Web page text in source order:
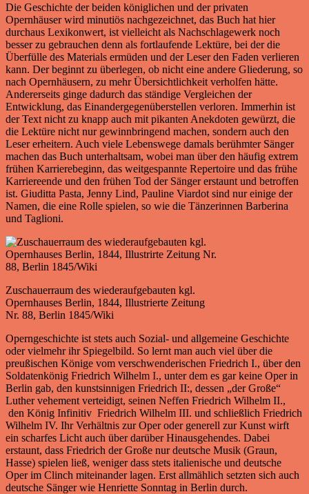
Die Geschichte der beiden königlichen und der privaten
Opernhäuser wird minutiös nachgezeichnet, das Buch hat hier
durchaus Lexikonwert, ist vielleicht als Nachschlagewerk noch
besser zu gebrauchen denn als fortlaufende Lektüre, bei der die
Überfülle des Materials ermüden und der Leser den Faden verlieren
kann. Der beginnt zu überlegen, ob nicht eine andere Gliederung, so
nach Opernhäusern, zu mehr Übersichtlichkeit verholfen hätte.
Andererseits ginge dadurch das ständige Vergleichen der
Entwicklung, das Einandergegenüberstellen verloren. Immerhin ist
der Text nicht zu knapp auch mit pikanten Anekdoten gewürzt, die
die Lektüre nicht nur gewinnbringend machen, sondern auch den
Leser erheitern. Auch viele Lebenswege damals berühmter Sänger
machen das Buch unterhaltsam, wobei man über den häufig extrem
frühen Karrierebeginn, das weitgespannte Repertoire und das frühe
Karriereende und den frühen Tod der Sänger erstaunt und betroffen
ist. Giuditta Pasta, Jenny Lind, Pauline Viardot sind nur einige der
Namen, die eine Rolle spielen, so wie die Tänzerinnen Barberina
und Taglioni.
Zuschauerraum des wiederaufgebauten kgl.
Opernhauses Berlin, 1844, Illustrierte Zeitung
Nr. 88, Berlin 1845/Wiki
Operngeschichte ist stets auch Sozial- und allgemeine Geschichte
oder vielmehr ihr Spiegelbild. So lernt man auch viel über die
preußischen Könige vom verschwenderischen Friedrich I., über den
Soldatenkönig Friedrich Wilhelm I., unter dem es gar keine Oper in
Berlin gab, den kunstsinnigen Friedrich II:, dessen „der Große“
Luther vehement verteidigt, seinen Neffen Friedrich Wilhelm II.,
den König Infinitiv Friedrich Wilhelm III. und schließlich Friedrich
Wilhelm IV. Ihr Verhältnis zur Oper oder generell zur Kunst wirft
ein scharfes Licht auch über darüber Hinausgehendes. Dabei
erstaunt, dass Friedrich der Große nur deutsche Musik (Graun,
Hasse) spielen ließ, weniger dass stets italienische und deutsche
Oper im Clinch miteinander lagen. Erst allmählich setzten sich auch
deutsche Sänger wie Henriette Sonntag in Berlin durch.